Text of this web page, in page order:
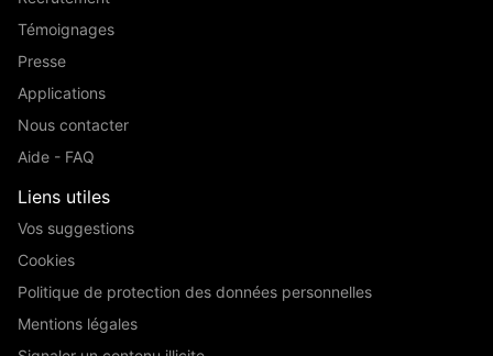
Témoignages
Presse
Applications
Nous contacter
Aide - FAQ
Liens utiles
Vos suggestions
Cookies
Politique de protection des données personnelles
Mentions légales